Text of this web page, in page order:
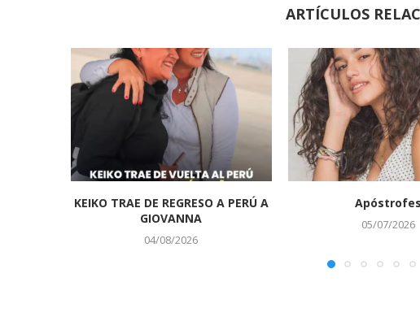
ARTÍCULOS
KEIKO TRAE DE REGRESO A PERÚ A
GIOVANNA
04/08/2026
Apóstrofes
05/07/2026